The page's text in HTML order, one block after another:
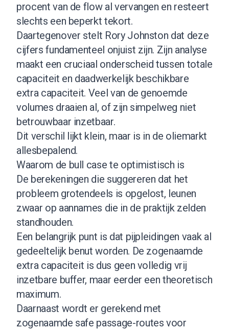
procent van de flow al vervangen en resteert
slechts een beperkt tekort.
Daartegenover stelt Rory Johnston dat deze
cijfers fundamenteel onjuist zijn. Zijn analyse
maakt een cruciaal onderscheid tussen totale
capaciteit en daadwerkelijk beschikbare
extra capaciteit. Veel van de genoemde
volumes draaien al, of zijn simpelweg niet
betrouwbaar inzetbaar.
Dit verschil lijkt klein, maar is in de oliemarkt
allesbepalend.
Waarom de bull case te optimistisch is
De berekeningen die suggereren dat het
probleem grotendeels is opgelost, leunen
zwaar op aannames die in de praktijk zelden
standhouden.
Een belangrijk punt is dat pijpleidingen vaak al
gedeeltelijk benut worden. De zogenaamde
extra capaciteit is dus geen volledig vrij
inzetbare buffer, maar eerder een theoretisch
maximum.
Daarnaast wordt er gerekend met
zogenaamde safe passage-routes voor